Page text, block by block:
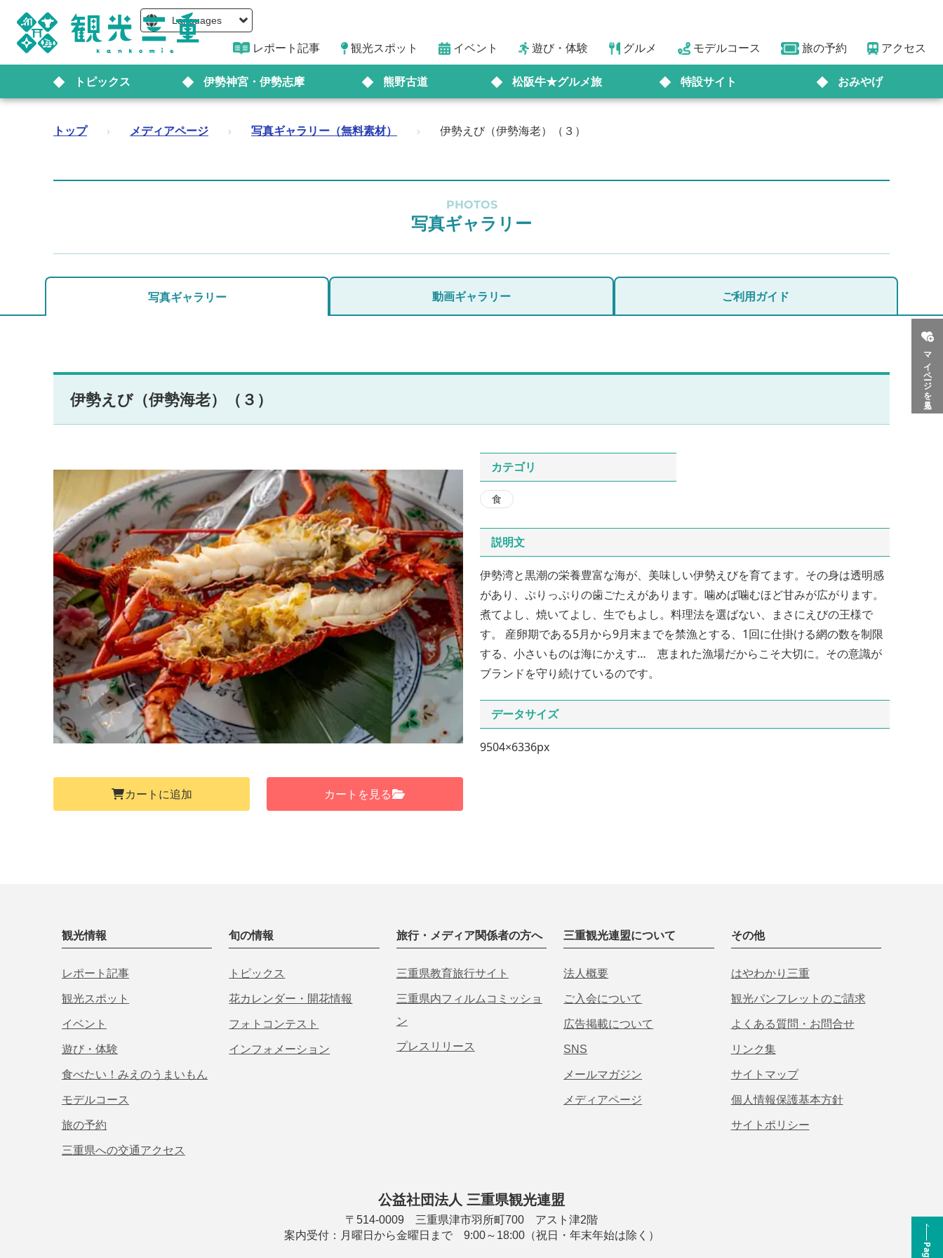
Languages
レポート記事 観光スポット イベント 遊び・体験 グルメ モデルコース 旅の予約 アクセス
トピックス 伊勢神宮・伊勢志摩 熊野古道 松阪牛★グルメ旅 特設サイト おみやげ
マイページを見る
トップ › メディアページ › 写真ギャラリー（無料素材） › 伊勢えび（伊勢海老）（３）
PHOTOS
写真ギャラリー
写真ギャラリー 動画ギャラリー ご利用ガイド
伊勢えび（伊勢海老）（３）
カートに追加 カートを見る
カテゴリ
食
説明文
伊勢湾と黒潮の栄養豊富な海が、美味しい伊勢えびを育てます。その身は透明感
があり、ぷりっぷりの歯ごたえがあります。噛めば噛むほど甘みが広がります。
煮てよし、焼いてよし、生でもよし。料理法を選ばない、まさにえびの王様で
す。 産卵期である5月から9月末までを禁漁とする、1回に仕掛ける網の数を制限
する、小さいものは海にかえす… 恵まれた漁場だからこそ大切に。その意識が
ブランドを守り続けているのです。
データサイズ
9504×6336px
観光情報
レポート記事
観光スポット
イベント
遊び・体験
食べたい！みえのうまいもん
モデルコース
旅の予約
三重県への交通アクセス
旬の情報
トピックス
花カレンダー・開花情報
フォトコンテスト
インフォメーション
旅行・メディア関係者の方へ
三重県教育旅行サイト
三重県内フィルムコミッショ
ン
プレスリリース
三重観光連盟について
法人概要
ご入会について
広告掲載について
SNS
メールマガジン
メディアページ
その他
はやわかり三重
観光パンフレットのご請求
よくある質問・お問合せ
リンク集
サイトマップ
個人情報保護基本方針
サイトポリシー
公益社団法人 三重県観光連盟
〒514-0009 三重県津市羽所町700 アスト津2階
案内受付：月曜日から金曜日まで 9:00～18:00（祝日・年末年始は除く）